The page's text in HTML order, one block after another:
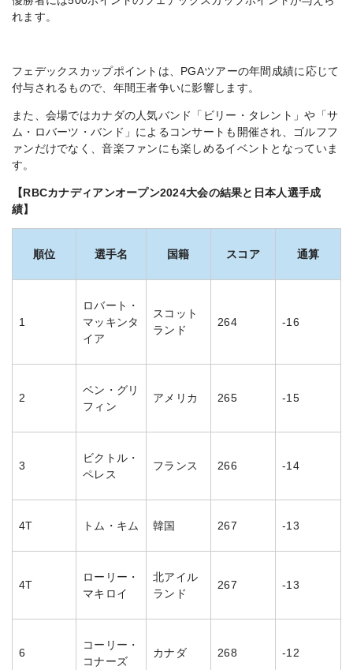
れます。
​​フェデックスカップポイントは、PGAツアーの年間成績に応じて
付与されるもので、年間王者争いに影響します。
また、会場ではカナダの人気バンド「ビリー・タレント」や「サ
ム・ロバーツ・バンド」によるコンサートも開催され、ゴルフフ
ァンだけでなく、音楽ファンにも楽しめるイベントとなっていま
す。
【RBCカナディアンオープン2024大会の結果と日本人選手成
績】
順位 選手名 国籍 スコア 通算
1
ロバート・
マッキンタ
イア
スコット
ランド
264 -16
2
ベン・グリ
フィン
アメリカ 265 -15
3
ビクトル・
ペレス
フランス 266 -14
4T トム・キム 韓国 267 -13
4T
ローリー・
マキロイ
北アイル
ランド
267 -13
6
コーリー・
コナーズ
カナダ 268 -12